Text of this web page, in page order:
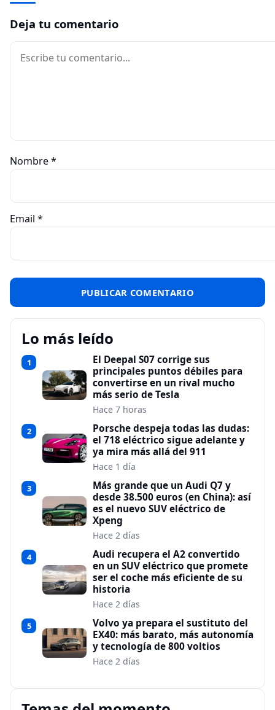
Deja tu comentario
Comentario
Nombre*
Email *
Lo más leído
1
El Deepal S07 corrige sus
principales puntos débiles para
convertirse en un rival mucho
más serio de Tesla
Hace 7 horas
2
Porsche despeja todas las dudas:
el 718 eléctrico sigue adelante y
ya mira más allá del 911
Hace 1 día
3
Más grande que un Audi Q7 y
desde 38.500 euros (en China): así
es el nuevo SUV eléctrico de
Xpeng
Hace 2 días
4
Audi recupera el A2 convertido
en un SUV eléctrico que promete
ser el coche más eficiente de su
historia
Hace 2 días
5
Volvo ya prepara el sustituto del
EX40: más barato, más autonomía
y tecnología de 800 voltios
Hace 2 días